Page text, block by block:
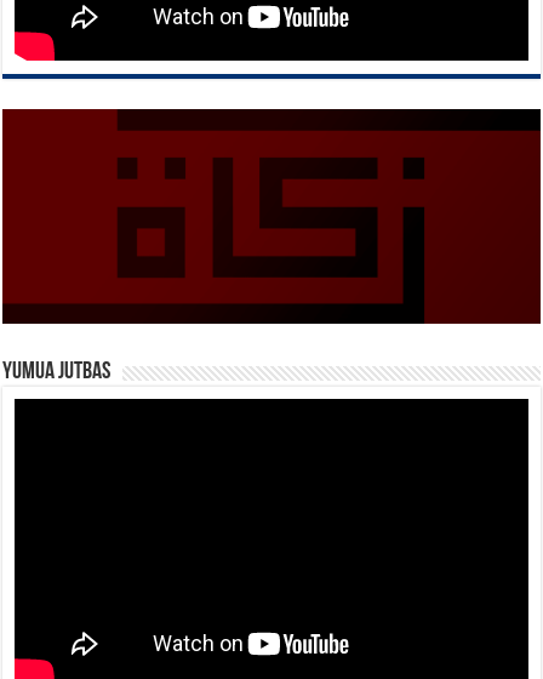
Yumua Jutbas